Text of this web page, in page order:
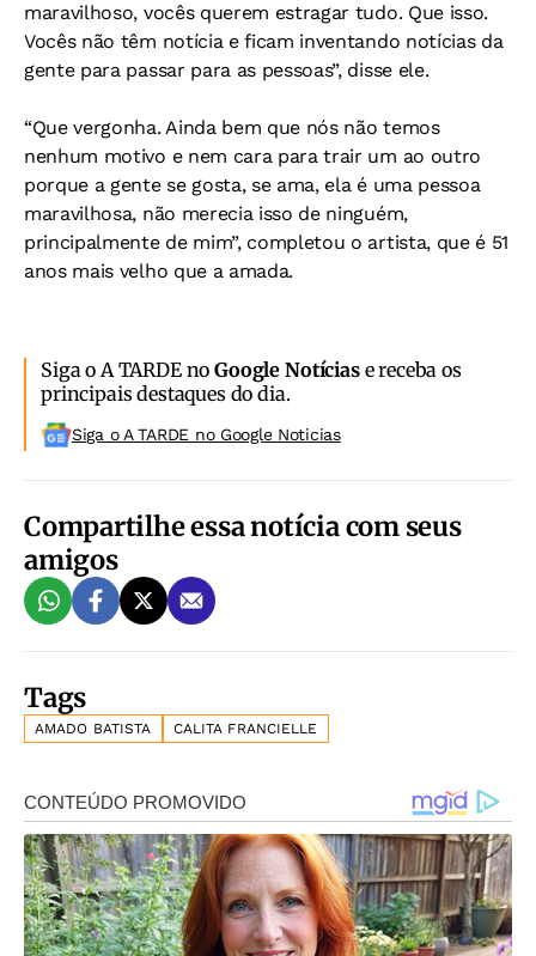
maravilhoso, vocês querem estragar tudo. Que isso.
Vocês não têm notícia e ficam inventando notícias da
gente para passar para as pessoas”, disse ele.
“Que vergonha. Ainda bem que nós não temos
nenhum motivo e nem cara para trair um ao outro
porque a gente se gosta, se ama, ela é uma pessoa
maravilhosa, não merecia isso de ninguém,
principalmente de mim”, completou o artista, que é 51
anos mais velho que a amada.
Siga o A TARDE noGoogle Notíciase receba os
principais destaques do dia.
Siga o A TARDE no Google Noticias
Compartilhe essa notícia com seus
amigos
Tags
AMADO BATISTA CALITA FRANCIELLE